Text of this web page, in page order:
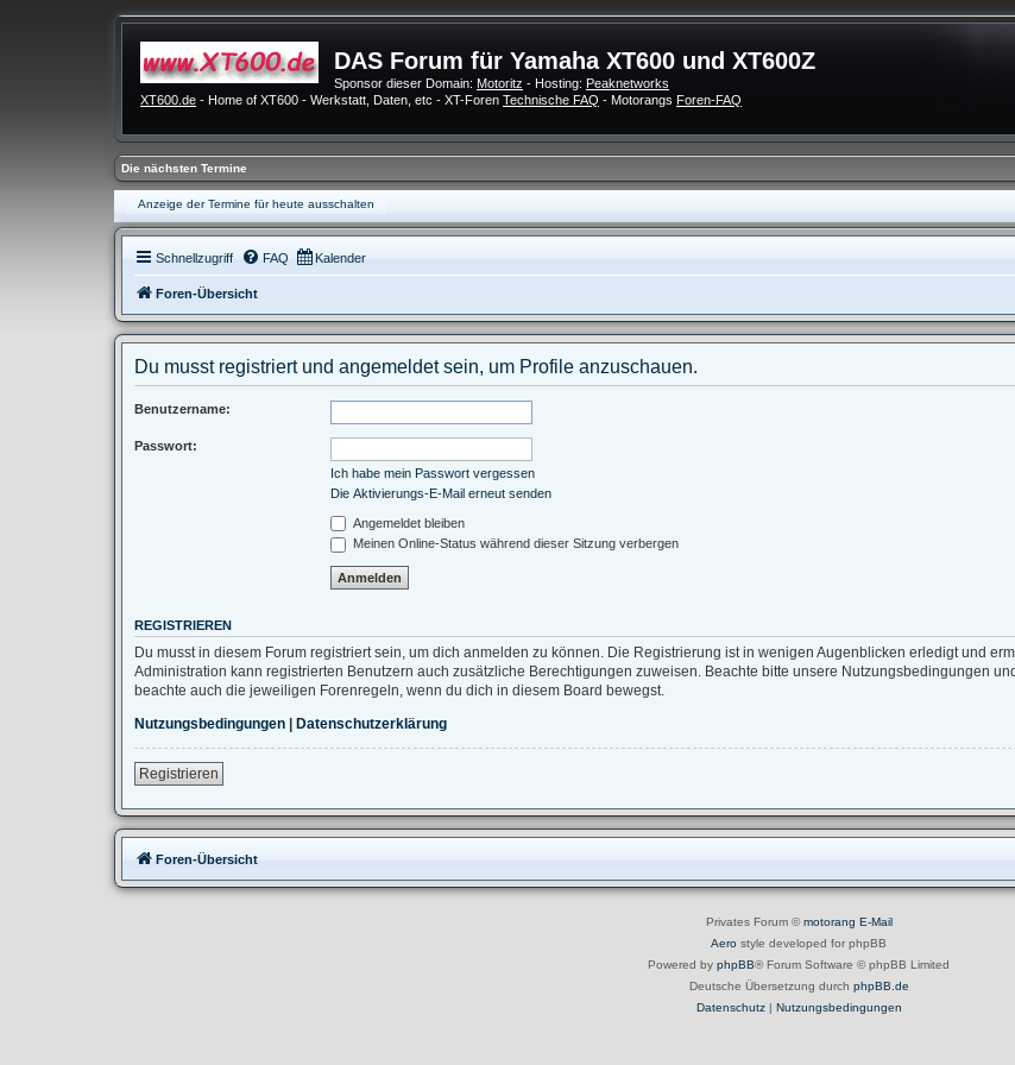
DAS Forum für Yamaha XT600 und XT600Z
Sponsor dieser Domain: Motoritz - Hosting: Peaknetworks
XT600.de - Home of XT600 - Werkstatt, Daten, etc - XT-Foren Technische FAQ - Motorangs Foren-FAQ
Die nächsten Termine
Anzeige der Termine für heute ausschalten
Schnellzugriff FAQ Kalender
Foren-Übersicht
Du musst registriert und angemeldet sein, um Profile anzuschauen.
Benutzername:
Passwort:
Ich habe mein Passwort vergessen
Die Aktivierungs-E-Mail erneut senden
Angemeldet bleiben
Meinen Online-Status während dieser Sitzung verbergen
REGISTRIEREN
Du musst in diesem Forum registriert sein, um dich anmelden zu können. Die Registrierung ist in wenigen Augenblicken erledigt und
Administration kann registrierten Benutzern auch zusätzliche Berechtigungen zuweisen. Beachte bitte unsere Nutzungsbedingungen
beachte auch die jeweiligen Forenregeln, wenn du dich in diesem Board bewegst.
Nutzungsbedingungen
Datenschutzerklärung
Registrieren
Foren-Übersicht
Privates Forum ©motorang E-Mail
Aero style developed for phpBB
Powered by phpBB® Forum Software © phpBB Limited
Deutsche Übersetzung durch phpBB.de
Datenschutz| Nutzungsbedingungen